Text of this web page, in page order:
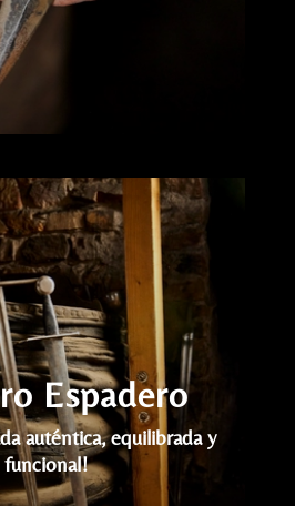
Espadero
auténtica, equilibrada y
funcional!